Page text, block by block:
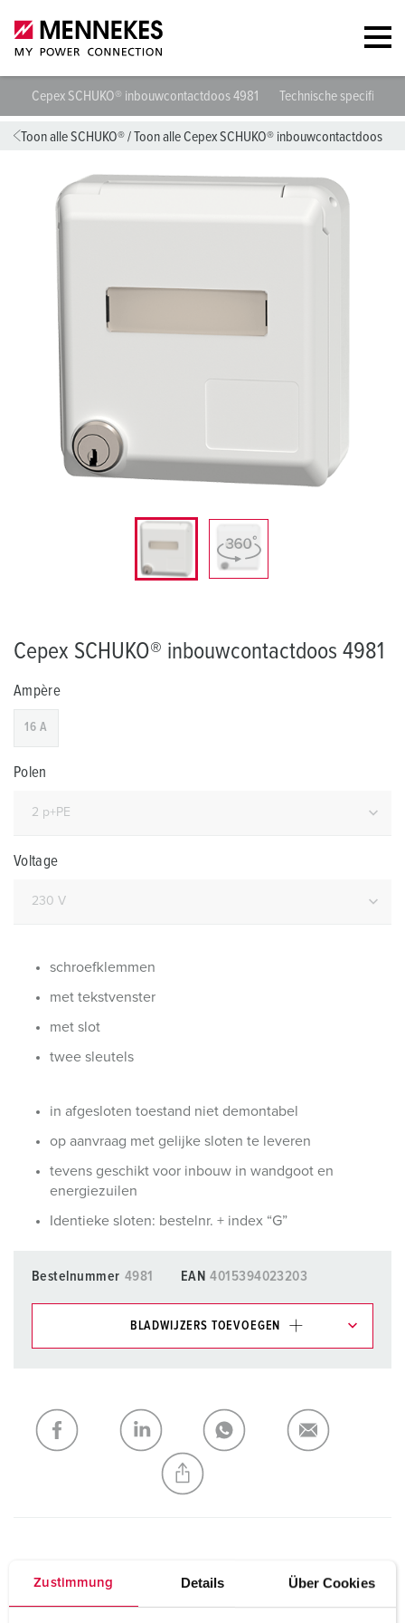
Zustimmung Details Über Cookies
Cepex SCHUKO® inbouwcontactdoos 4981 Technische specificaties
Toon alle SCHUKO®/Toon alle Cepex SCHUKO® inbouwcontactdoos
Cepex SCHUKO® inbouwcontactdoos 4981
Ampère
16 A
Polen
Voltage
schroefklemmen
met tekstvenster
met slot
twee sleutels
in afgesloten toestand niet demontabel
op aanvraag met gelijke sloten te leveren
tevens geschikt voor inbouw in wandgoot en
energiezuilen
Identieke sloten: bestelnr. + index “G”
Bestelnummer 4981 EAN 4015394023203
BLADWIJZERS TOEVOEGEN
Mijn lijst TOEVOEGEN
NIEUW LIJST MAKEN
Cepex SCHUKO® inbouwcontactdoos 4981